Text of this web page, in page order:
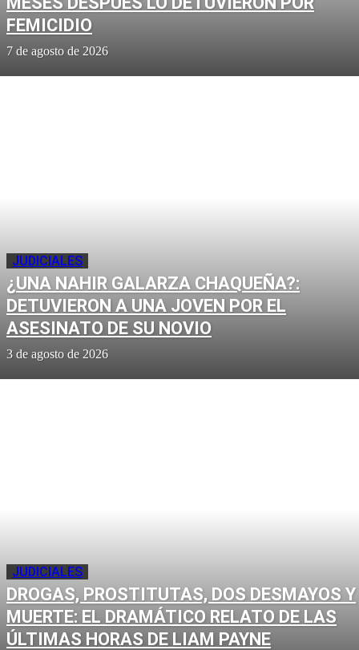
FEMICIDIO
7 de agosto de 2026
JUDICIALES
¿UNA NAHIR GALARZA CHAQUEÑA?:
DETUVIERON A UNA JOVEN POR EL
ASESINATO DE SU NOVIO
3 de agosto de 2026
JUDICIALES
DROGAS, PROSTITUTAS, DOS DESMAYOS Y
MUERTE: EL DRAMÁTICO RELATO DE LAS
ÚLTIMAS HORAS DE LIAM PAYNE